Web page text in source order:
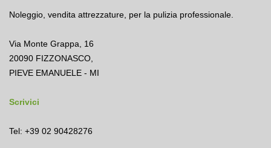
Noleggio vendita attrezzature per la pulizia professionale.
Via Monte Grappa, 16
20090 FIZZONASCO,
PIEVE EMANUELE - MI
Scrivici
Tel: +39 02 90428276